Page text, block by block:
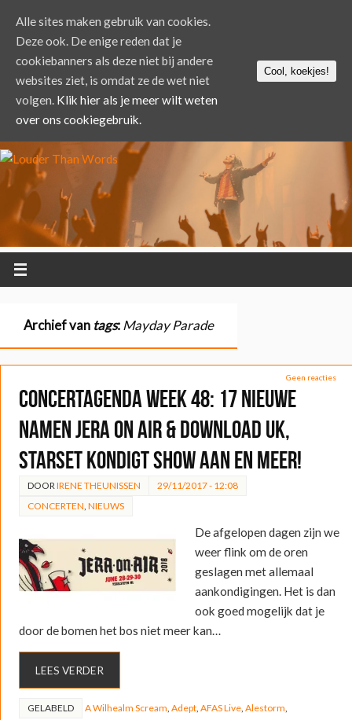
Archief van tags:Mayday Parade
Geen reacties
Concertagenda week 48: 17 nieuwe
namen Jera On Air & Download UK,
Starset kondigt show aan en meer!
DOOR IRENE THEUNISSEN
29/11/2017 - 12:08
CONCERTEN NIEUWS
De afgelopen dagen zijn we
weer flink om de oren
geslagen met allemaal
aankondigingen. Het is dan
ook goed mogelijk dat je
door de bomen het bos niet meer kan…
LEES VERDER
GELABELD A Wilhealm Scream Adept, AFAS Live, Alestorm
Alle sites maken gebruik van cookies.
Deze ook. De enige reden dat je
cookiebanners als deze niet bij andere
websites ziet, is omdat ze de wet niet
volgen. Klik hier als je meer wilt weten
over ons cookiegebruik.
Cool, koekjes!